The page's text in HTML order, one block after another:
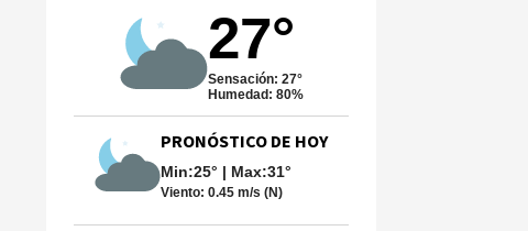
27°
Sensación: 27°
Humedad: 80%
PRONÓSTICO DE HOY
Min:25° | Max:31°
Viento: 0.45 m/s (N)